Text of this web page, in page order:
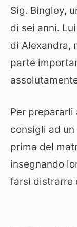
Sig. Bingley,
di sei anni.
di Alexandra,
parte
Per prepararli
consigli ad
prima del
insegnando
farsi distrarre